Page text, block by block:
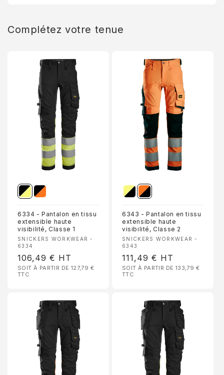
Complétez votre tenue
6334 - Pantalon en tissu
extensible haute
visibilité, Classe 1
Fournisseur :
SNICKERS WORKWEAR -
6334
Prix
habituel
106,49 € HT
SOIT À PARTIR DE 127,79 €
TTC
6343 - Pantalon en tissu
extensible haute
visibilité, Classe 2
Fournisseur :
SNICKERS WORKWEAR -
6343
Prix
habituel
111,49 € HT
SOIT À PARTIR DE 133,79 €
TTC
Email